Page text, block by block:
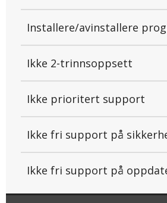
Installere/avinstallere
Ikke 2-trinnsoppsett
Ikke prioritert support
Ikke fri support på
Ikke fri support på